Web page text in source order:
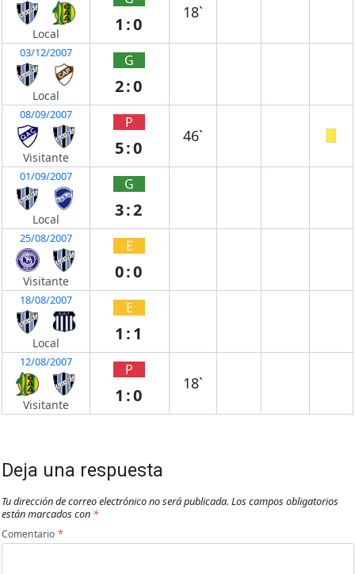
Local 1:0
18`
03/12/2007
Local
G
2:0
08/09/2007
Visitante
P
5:0
46`
01/09/2007
Local
G
3:2
25/08/2007
Visitante
E
0:0
18/08/2007
Local
E
1:1
12/08/2007
Visitante
P
1:0
18`
Deja una respuesta
Tu dirección de correo electrónico no será publicada. Los campos obligatorios
están marcados con *
Comentario *